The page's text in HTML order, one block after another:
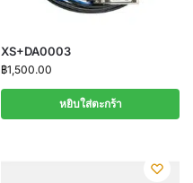
XS+DA0003
฿1,500.00
หยิบใส่ตะกร้า